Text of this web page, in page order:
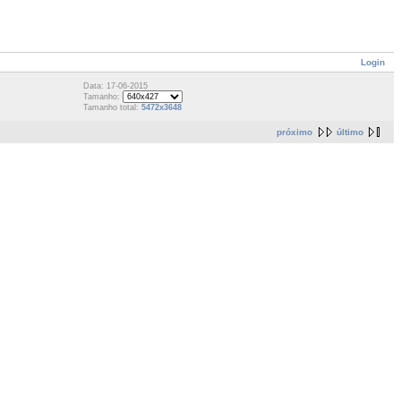
Login
Data: 17-06-2015
Tamanho:
Tamanho total: 5472x3648
próximo último